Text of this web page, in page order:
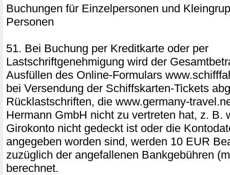
Buchungen für Einzelpersonen und
Personen
51. Bei Buchung per Kreditkarte oder per
Lastschriftgenehmigung wird der
Ausfüllen des Online-Formulars
bei Versendung der Schiffskarten-Tickets
Rücklastschriften, die www.germany-
Hermann GmbH nicht zu vertreten hat, z. B.
Girokonto nicht gedeckt ist oder die
angegeben worden sind, werden 10 EUR
zuzüglich der angefallenen Bankgebühren
berechnet.